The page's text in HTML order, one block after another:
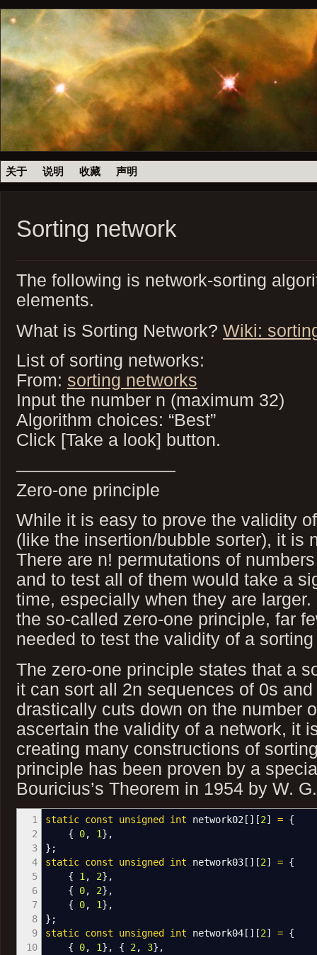
关于 说明 收藏 声明
Sorting network
The following is network-sorting
elements.
What is Sorting Network? Wiki:
List of sorting networks:
From: sorting networks
Input the number n (maximum 32)
Algorithm choices: “Best”
Click [Take a look] button.
—————————
Zero-one principle
While it is easy to prove the validity
(like the insertion/bubble sorter), it is
There are n! permutations of
and to test all of them would take a
time, especially when they are
the so-called zero-one principle, far
needed to test the validity of a
The zero-one principle states that a
it can sort all 2n sequences of 0s
drastically cuts down on the number
ascertain the validity of a network, it
creating many constructions of
principle has been proven by a
Bouricius’s Theorem in 1954 by W.
1
2
3
4
5
6
7
8
9
10
static const unsigned int network02[ ] [2] = {
{
0, 1} ,
} ;
static const unsigned int network03[ ] [2] = {
{
1, 2} ,
{
0, 2} ,
{
0, 1} ,
} ;
static const unsigned int network04[ ] [2] = {
{
0, 1} , { 2, 3} ,